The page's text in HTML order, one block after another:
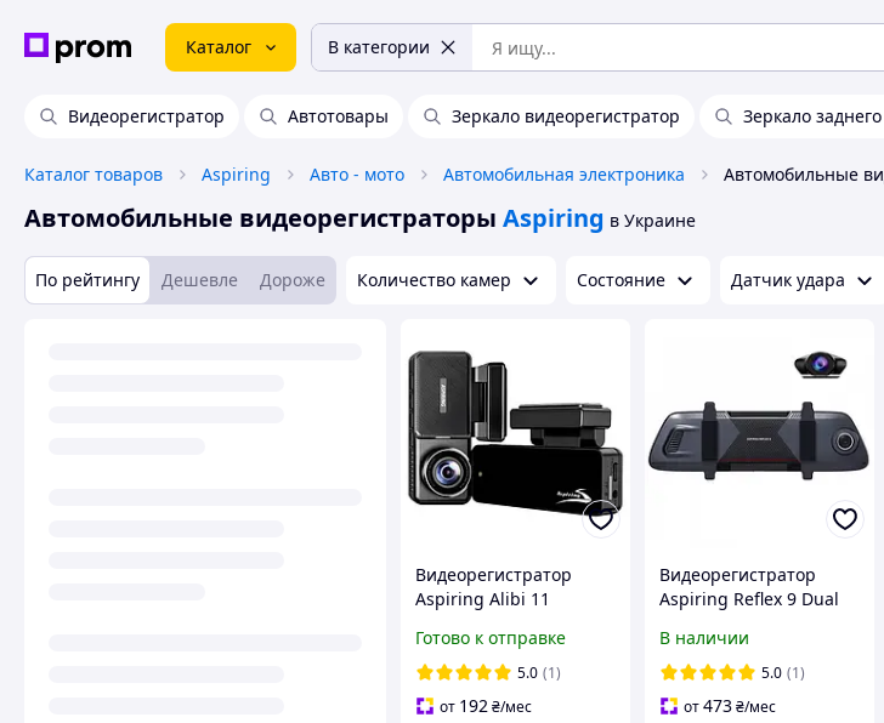
Каталог В категории
Видеорегистратор Автотовары Зеркало видеорегистратор Зеркало
Каталог товаров Aspiring Авто - мото Автомобильная электроника
Автомобильные видеорегистраторы Aspiring в Украине
По рейтингу Дешевле Дороже Количество камер Состояние Датчик удара
Видеорегистратор
Aspiring Alibi 11
Готово к отправке
5.0 (1)
от 192₴/мес
Видеорегистратор
Aspiring Reflex 9 Dual
В наличии
5.0 (1)
от473₴/мес